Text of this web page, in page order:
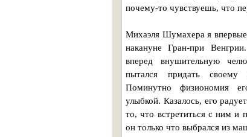
почему-то чувствуешь, что
Михаэля Шумахера я
накануне Гран-при
вперед внушительную
пытался придать своему
Поминутно физиономия
улыбкой. Казалось, его
то, что встретиться с ним и
он только что выбрался из